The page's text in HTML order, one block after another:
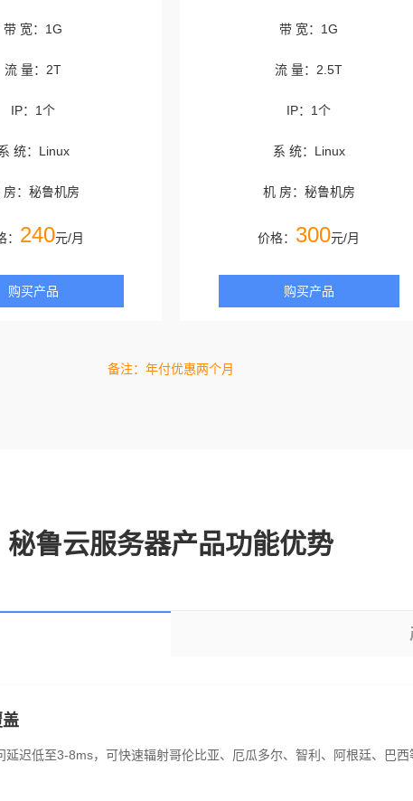
带 宽：1G
流 量：2T
IP：1个
统：Linux
房：秘鲁机房
： 240元/月
购买产品
带 宽：1G
流 量：2.5T
IP：1个
系 统：Linux
机 房：秘鲁机房
价格： 300元/月
购买产品
备注：年付优惠两个月
秘鲁云服务器产品功能优势
迟低至3-8ms，可快速辐射哥伦比亚、厄瓜多尔、智利、阿根廷、巴